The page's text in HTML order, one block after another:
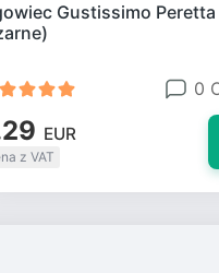
Gustissimo Peretta
0
EUR
z VAT